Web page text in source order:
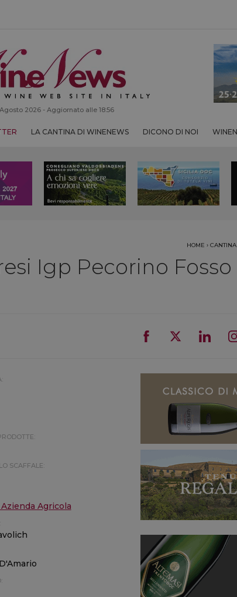
2026 - Aggiornato alle 18:56
LA CANTINA DI WINENEWS DICONO DI NOI
HOME › CANTINA
Igp Pecorino Fosso
SCAFFALE:
Agricola